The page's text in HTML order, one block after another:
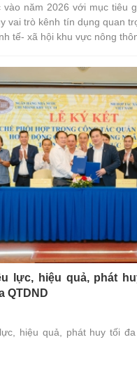
vào năm 2026 với mục tiêu
vai trò kênh tín dụng quan
tế- xã hội khu vực nông
lực, hiệu quả, phát
QTDND
hiệu quả, phát huy tối